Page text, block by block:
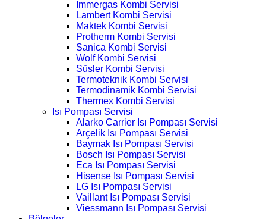
İmmergas Kombi Servisi
Lambert Kombi Servisi
Maktek Kombi Servisi
Protherm Kombi Servisi
Sanica Kombi Servisi
Wolf Kombi Servisi
Süsler Kombi Servisi
Termoteknik Kombi Servisi
Termodinamik Kombi Servisi
Thermex Kombi Servisi
Isı Pompası Servisi
Alarko Carrier Isı Pompası Servisi
Arçelik Isı Pompası Servisi
Baymak Isı Pompası Servisi
Bosch Isı Pompası Servisi
Eca Isı Pompası Servisi
Hisense Isı Pompası Servisi
LG Isı Pompası Servisi
Vaillant Isı Pompası Servisi
Viessmann Isı Pompası Servisi